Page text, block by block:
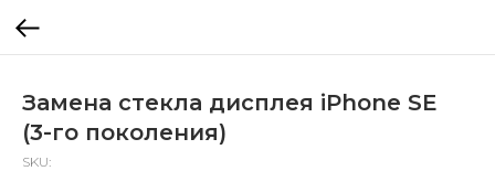
Замена стекла дисплея iPhone SE
(3-го поколения)
SKU: